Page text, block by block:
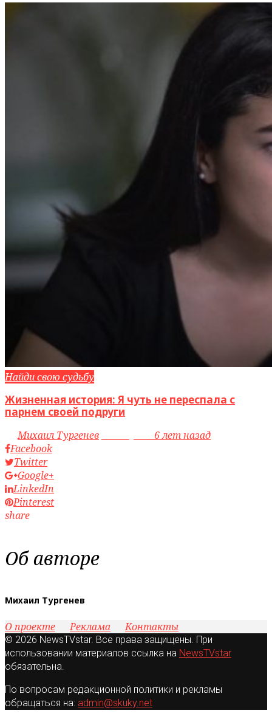
Найди свою судьбу
Жизненная история: Я чуть не переспала с
парнем своей подруги
byМихаил Тургенев
6 лет назад
Facebook
Twitter
Google+
LinkedIn
Pinterest
share
Об авторе
Михаил Тургенев
О проекте Реклама Контакты
© 2026 NewsTVstar. Все права защищены. При
использовании материалов ссылка на NewsTVstar
обязательна.
По вопросам редакционной политики и рекламы
обращаться на: admin@skuky.net